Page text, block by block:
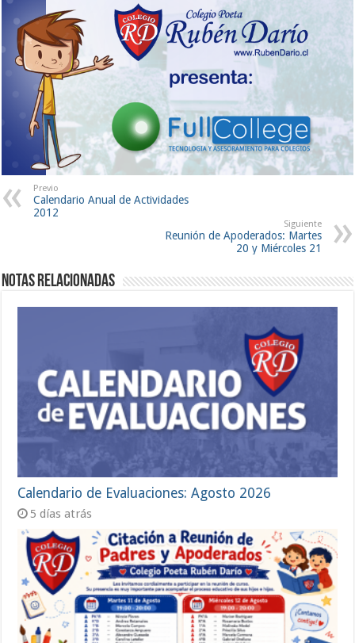
Previo
Calendario Anual de Actividades
2012
Siguiente
Reunión de Apoderados: Martes
20 y Miércoles 21
Notas Relacionadas
Calendario de Evaluaciones: Agosto 2026
5 días atrás